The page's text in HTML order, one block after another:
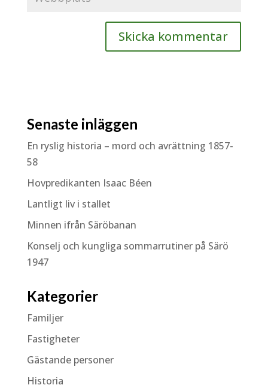
Senaste inläggen
En ryslig historia – mord och avrättning 1857-
58
Hovpredikanten Isaac Béen
Lantligt liv i stallet
Minnen ifrån Säröbanan
Konselj och kungliga sommarrutiner på Särö
1947
Kategorier
Familjer
Fastigheter
Gästande personer
Historia